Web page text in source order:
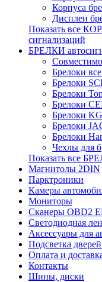
Корпуса
Дисплеи
Показать все
сигнализаций
БРЕЛКИ
Брелоки
Брелоки
Брелоки
Брелоки
Брелоки
Брелоки
Брелоки
Чехлы для
Показать все
Магнитолы 2DIN
Парктроники
Камеры
Мониторы
Сканеры OBD2
Светодиодная
Аксессуары для
Подсветка
Оплата и
Контакты
Шины, диски